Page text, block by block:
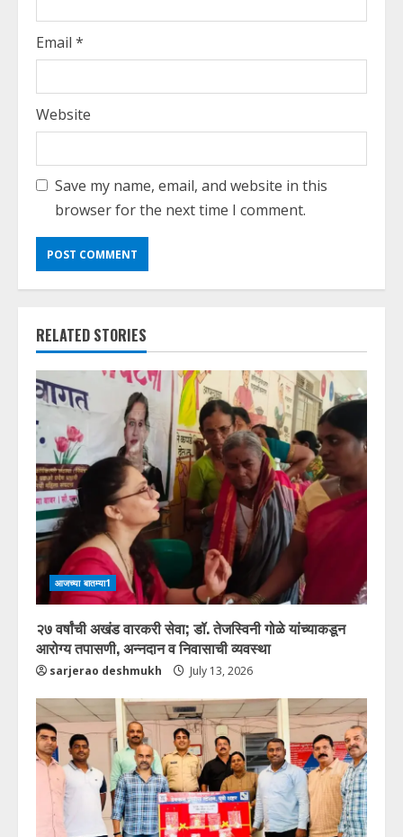
Email *
Website
Save my name, email, and website in this
browser for the next time I comment.
RELATED STORIES
आजच्या बातम्या1
२७ वर्षांची अखंड वारकरी सेवा; डॉ. तेजस्विनी गोळे यांच्याकडून
आरोग्य तपासणी, अन्नदान व निवासाची व्यवस्था
sarjerao deshmukh July 13, 2026